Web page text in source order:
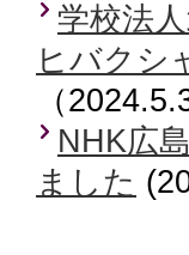
学校法
ヒバクシ
（
NHK広
ました